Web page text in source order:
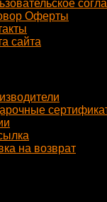
Оферты
сайта
на возврат